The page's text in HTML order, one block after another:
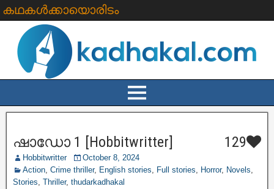
കഥകൾക്കായൊരിടം
ഷാഡോ 1 [Hobbitwritter] 129
Hobbitwritter
October 8, 2024
Action, Crime thriller, English stories, Full stories, Horror, Novels,
Stories, Thriller, thudarkadhakal